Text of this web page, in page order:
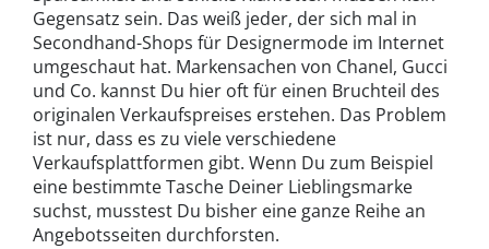
Gegensatz sein. Das weiß jeder, der sich mal in
Secondhand-Shops für Designermode im Internet
umgeschaut hat. Markensachen von Chanel, Gucci
und Co. kannst Du hier oft für einen Bruchteil des
originalen Verkaufspreises erstehen. Das Problem
ist nur, dass es zu viele verschiedene
Verkaufsplattformen gibt. Wenn Du zum Beispiel
eine bestimmte Tasche Deiner Lieblingsmarke
suchst, musstest Du bisher eine ganze Reihe an
Angebotsseiten durchforsten.